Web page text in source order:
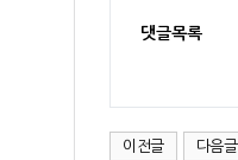
댓글목록
이전글 다음글